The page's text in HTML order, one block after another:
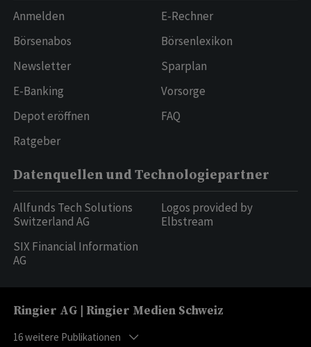
Anmelden
Börsenabos
Newsletter
E-Banking
Depot eröffnen
Ratgeber
E-Rechner
Börsenlexikon
Sparplan
Vorsorge
FAQ
Datenquellen und Technologiepartner
Allfunds Tech Solutions
Switzerland AG
SIX Financial Information
AG
Logos provided by
Elbstream
Ringier AG | Ringier Medien Schweiz
16weitere Publikationen